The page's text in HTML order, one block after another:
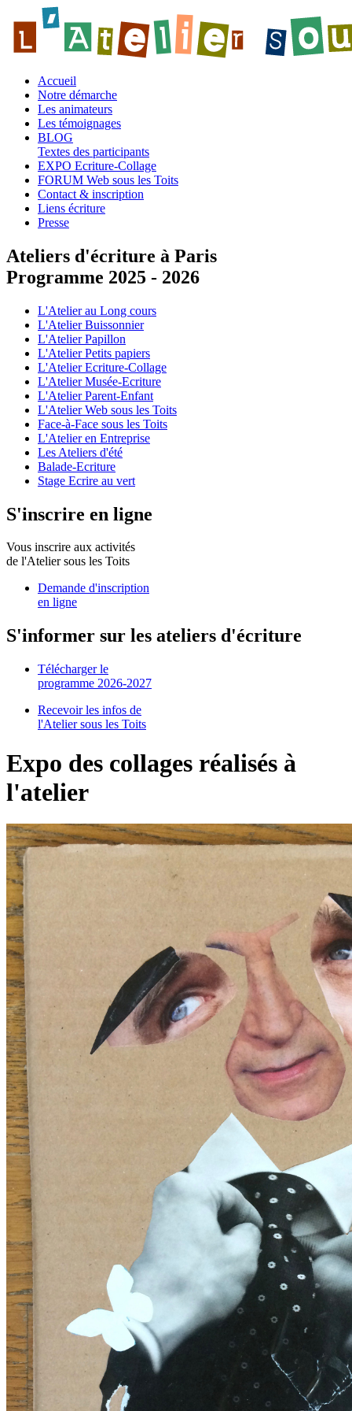
Accueil
Notre démarche
Les animateurs
Les témoignages
BLOG
Textes des participants
EXPO Ecriture-Collage
FORUM Web sous les Toits
Contact & inscription
Liens écriture
Presse
Ateliers d'écriture à Paris
Programme 2025 - 2026
L'Atelier au Long cours
L'Atelier Buissonnier
L'Atelier Papillon
L'Atelier Petits papiers
L'Atelier Ecriture-Collage
L'Atelier Musée-Ecriture
L'Atelier Parent-Enfant
L'Atelier Web sous les Toits
Face-à-Face sous les Toits
L'Atelier en Entreprise
Les Ateliers d'été
Balade-Ecriture
Stage Ecrire au vert
S'inscrire en ligne
Vous inscrire aux activités
de l'Atelier sous les Toits
Demande d'inscription
en ligne
S'informer sur les ateliers d'écriture
Télécharger le
programme 2026-2027
Recevoir les infos de
l'Atelier sous les Toits
Expo des collages réalisés à
l'atelier